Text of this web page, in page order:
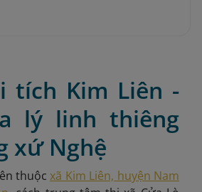
tích Kim Liên -
lý linh thiêng
xứ Nghệ
thuộcxã Kim Liên, huyện Nam